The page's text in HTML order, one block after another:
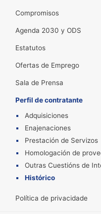
Compromisos
Agenda 2030 y ODS
Estatutos
Ofertas de Emprego
Sala de Prensa
Perfil de contratante
Adquisiciones
Enajenaciones
Prestación de Servizos
Homologación de
Outras Cuestións de
Histórico
Política de privacidade